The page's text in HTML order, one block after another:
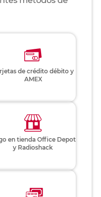
de crédito débito y
AMEX
en tienda Office Depot
y Radioshack